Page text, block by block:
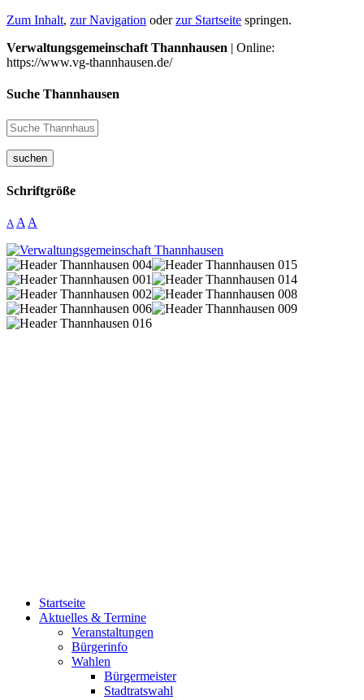
Zum Inhalt, zur Navigation oderzur Startseite springen.
Verwaltungsgemeinschaft Thannhausen | Online:
https://www.vg-thannhausen.de/
Suche Thannhausen
suchen
Schriftgröße
A A A
Startseite
Aktuelles & Termine
Veranstaltungen
Bürgerinfo
Wahlen
Bürgermeister
Stadtratswahl